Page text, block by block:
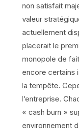
non satisfait
valeur
actuellement
placerait le
monopole de
encore certains
la tempête.
l’entreprise.
« cash burn »
environnement